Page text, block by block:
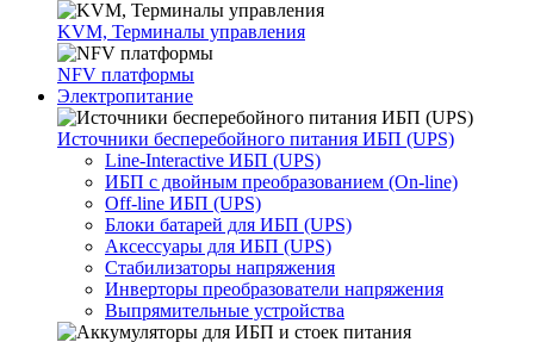
KVM, Терминалы управления
NFV платформы
Электропитание
Источники бесперебойного питания ИБП (UPS)
Line-Interactive ИБП (UPS)
ИБП с двойным преобразованием (On-line)
Off-line ИБП (UPS)
Блоки батарей для ИБП (UPS)
Аксессуары для ИБП (UPS)
Стабилизаторы напряжения
Инверторы преобразователи напряжения
Выпрямительные устройства